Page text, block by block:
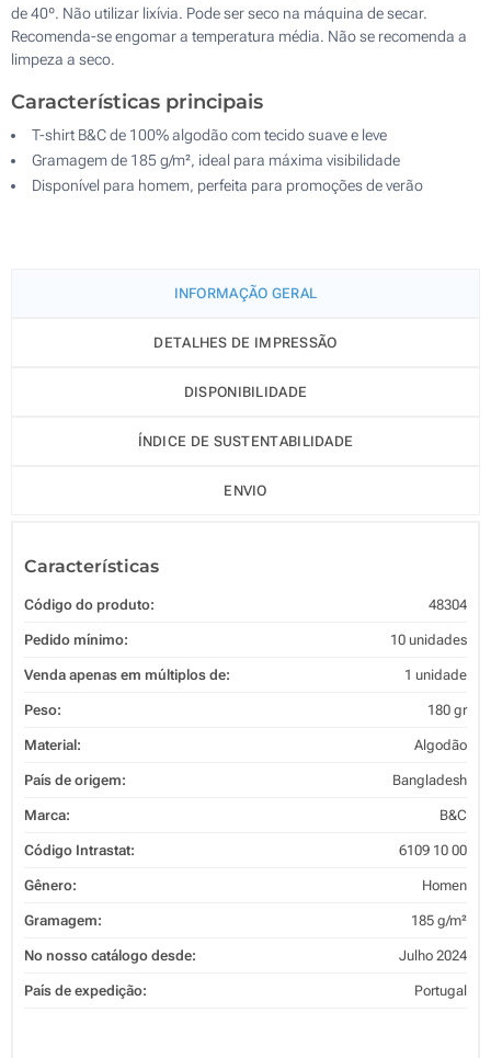
de 40º. Não utilizar lixívia. Pode ser seco na máquina de secar.
Recomenda-se engomar a temperatura média. Não se recomenda a
limpeza a seco.
Características principais
T-shirt B&C de 100% algodão com tecido suave e leve
Gramagem de 185 g/m², ideal para máxima visibilidade
Disponível para homem, perfeita para promoções de verão
INFORMAÇÃO GERAL
DETALHES DE IMPRESSÃO
DISPONIBILIDADE
ÍNDICE DE SUSTENTABILIDADE
ENVIO
Características
Código do produto: 48304
Pedido mínimo: 10 unidades
Venda apenas em múltiplos de: 1 unidade
Peso: 180 gr
Material: Algodão
País de origem: Bangladesh
Marca: B&C
Código Intrastat: 6109 10 00
Gênero: Homen
Gramagem: 185 g/m²
No nosso catálogo desde: Julho 2024
País de expedição: Portugal